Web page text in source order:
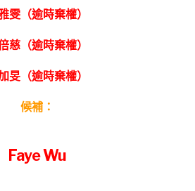
雯（逾時棄權）
慈（逾時棄權）
旻（逾時棄權）
候補：
Faye Wu